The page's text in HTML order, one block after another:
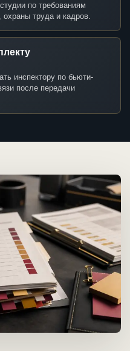
по требованиям
труда и кадров.
инспектору по бьюти-
после передачи